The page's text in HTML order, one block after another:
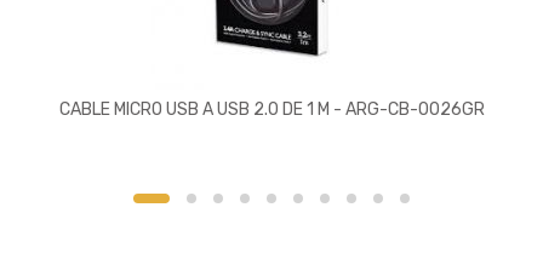
CABLE MICRO USB A USB 2.0 DE 1 M - ARG-CB-0026GR